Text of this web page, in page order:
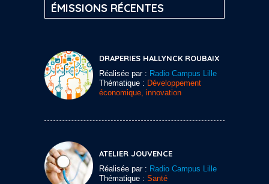
ÉMISSIONS RÉCENTES
DRAPERIES HALLYNCK ROUBAIX
Réalisée par : Radio Campus Lille
Thématique : Développement
économique, innovation
ATELIER JOUVENCE
Réalisée par : Radio Campus Lille
Thématique : Santé